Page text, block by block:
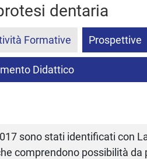
dentaria
Formative Prospettive
Didattico
sono stati identificati con
comprendono possibilità da